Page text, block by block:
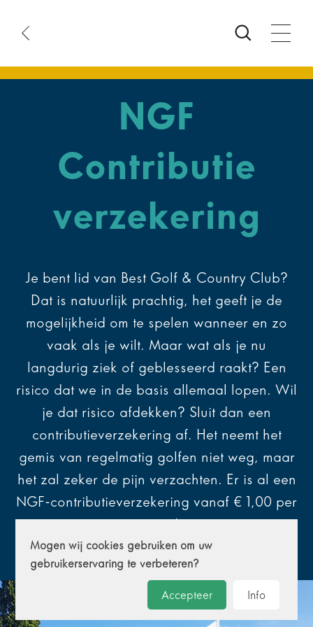
NGF
Contributie
verzekering
Je bent lid van Best Golf & Country Club?
Dat is natuurlijk prachtig, het geeft je de
mogelijkheid om te spelen wanneer en zo
vaak als je wilt. Maar wat als je nu
langdurig ziek of geblesseerd raakt? Een
risico dat we in de basis allemaal lopen. Wil
je dat risico afdekken? Sluit dan een
contributieverzekering af. Het neemt het
gemis van regelmatig golfen niet weg, maar
het zal zeker de pijn verzachten. Er is al een
NGF-contributieverzekering vanaf € 1,00 per
maand
Mogen wij cookies gebruiken om uw
gebruikerservaring te verbeteren?
Accepteer Info